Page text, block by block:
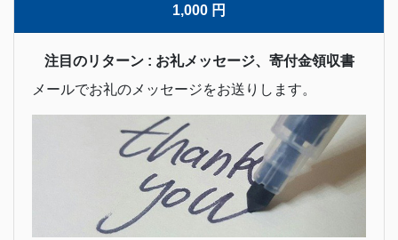
1,000 円
注目のリターン : お礼メッセージ、寄付金領収書
メールでお礼のメッセージをお送りします。